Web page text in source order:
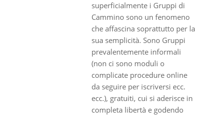
superficialmente i Gruppi di
Cammino sono un fenomeno
che affascina soprattutto per la
sua semplicità. Sono Gruppi
prevalentemente informali
(non ci sono moduli o
complicate procedure online
da seguire per iscriversi ecc.
ecc.), gratuiti, cui si aderisce in
completa libertà e godendo